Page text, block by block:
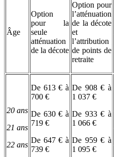
Âge
Option
pour la
seule
atténuation
de la décote
Option pour
l’atténuation
de la décote
et
l’attribution
de points de
retraite
20 ans
21 ans
22 ans
De 613 € à
700 €
De 630 € à
719 €
De 647 € à
739 €
De 908 € à
1 037 €
De 933 € à
1 066 €
De 959 € à
1 095 €